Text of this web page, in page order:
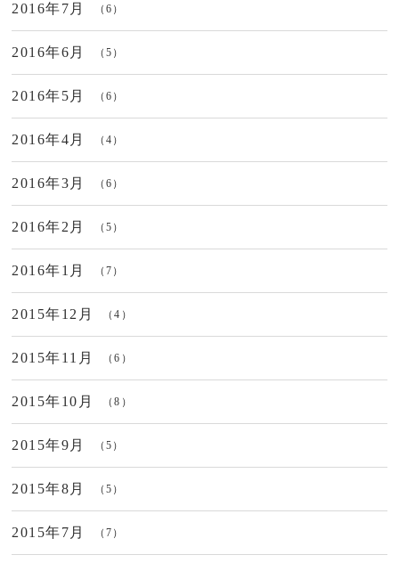
2016年7月 （6）
2016年6月 （5）
2016年5月 （6）
2016年4月 （4）
2016年3月 （6）
2016年2月 （5）
2016年1月 （7）
2015年12月 （4）
2015年11月 （6）
2015年10月 （8）
2015年9月 （5）
2015年8月 （5）
2015年7月 （7）